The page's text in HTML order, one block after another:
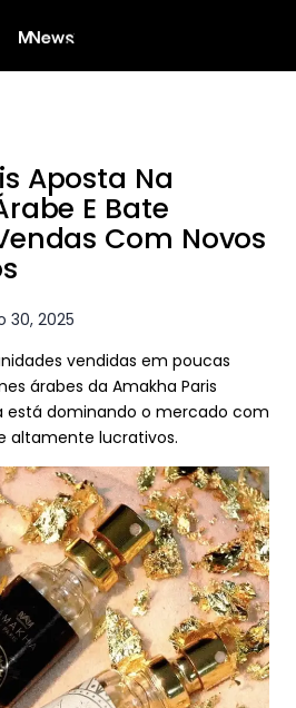
Aposta Na
E Bate
Com Novos
30, 2025
vendidas em poucas
árabes da Amakha Paris
dominando o mercado com
altamente lucrativos.